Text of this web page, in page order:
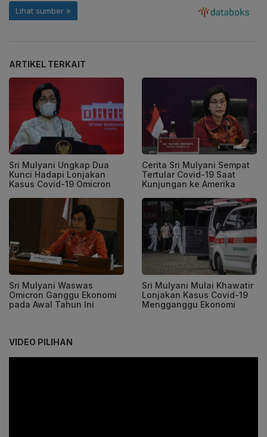
ARTIKEL TERKAIT
Sri Mulyani Ungkap Dua
Kunci Hadapi Lonjakan
Kasus Covid-19 Omicron
Cerita Sri Mulyani Sempat
Tertular Covid-19 Saat
Kunjungan ke Amerika
Sri Mulyani Waswas
Omicron Ganggu Ekonomi
pada Awal Tahun Ini
Sri Mulyani Mulai Khawatir
Lonjakan Kasus Covid-19
Mengganggu Ekonomi
VIDEO PILIHAN